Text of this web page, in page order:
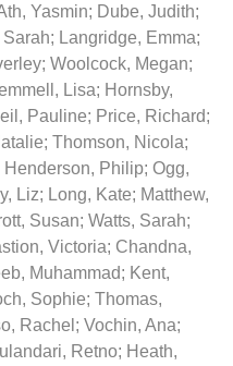
Yasmin; Dube, Judith;
; Langridge, Emma;
; Woolcock, Megan;
Lisa; Hornsby,
Pauline; Price, Richard;
; Thomson, Nicola;
Henderson, Philip; Ogg,
Liz; Long, Kate; Matthew,
Susan; Watts, Sarah;
Victoria; Chandna,
Muhammad; Kent,
Sophie; Thomas,
Rachel ; Vochin, Ana;
Retno; Heath,